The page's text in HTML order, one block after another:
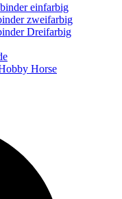
einfarbig
zweifarbig
Dreifarbig
Horse